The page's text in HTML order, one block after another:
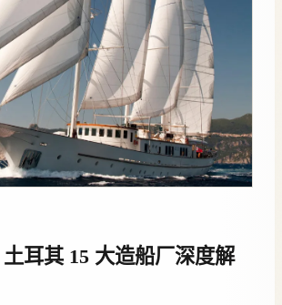
耳其 15 大造船厂深度解